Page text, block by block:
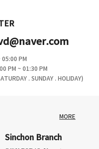
05:00 PM
PM ~ 01:30 PM
. SUNDAY . HOLIDAY)
MORE
Sinchon Branch